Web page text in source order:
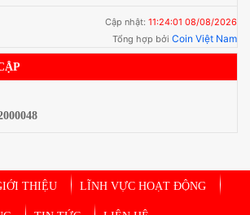
Cập nhật: 11:24:01 08/08/2026
Tổng hợp bởi Coin Việt Nam
THIỆU LĨNH VỰC HOẠT ĐỘNG